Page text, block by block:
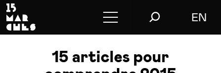
EN
Conférences
15 articles pour